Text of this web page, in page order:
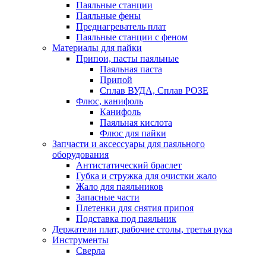
Паяльные станции
Паяльные фены
Преднагреватель плат
Паяльные станции с феном
Материалы для пайки
Припои, пасты паяльные
Паяльная паста
Припой
Сплав ВУДА, Сплав РОЗЕ
Флюс, канифоль
Канифоль
Паяльная кислота
Флюс для пайки
Запчасти и аксессуары для паяльного
оборудования
Антистатический браслет
Губка и стружка для очистки жало
Жало для паяльников
Запасные части
Плетенки для снятия припоя
Подставка под паяльник
Держатели плат, рабочие столы, третья рука
Инструменты
Сверла